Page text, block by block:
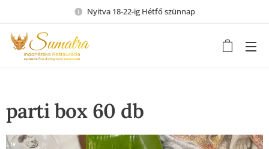
Nyitva 18-22-ig Hétfő szünnap
parti box 60 db